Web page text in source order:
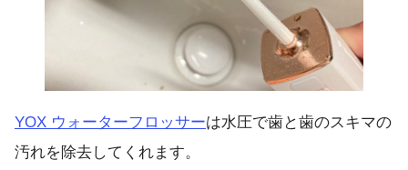
YOX ウォーターフロッサーは水圧で歯と歯のスキマの
汚れを除去してくれます。